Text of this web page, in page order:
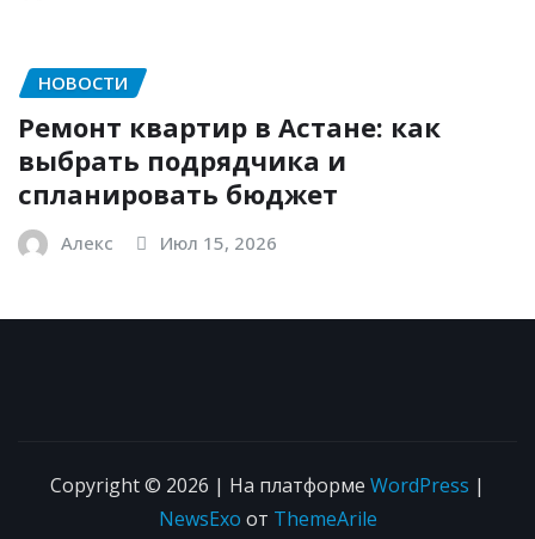
НОВОСТИ
Ремонт квартир в Астане: как
выбрать подрядчика и
спланировать бюджет
Алекс Июл 15, 2026
Copyright © 2026 | На платформе WordPress |
NewsExo от ThemeArile